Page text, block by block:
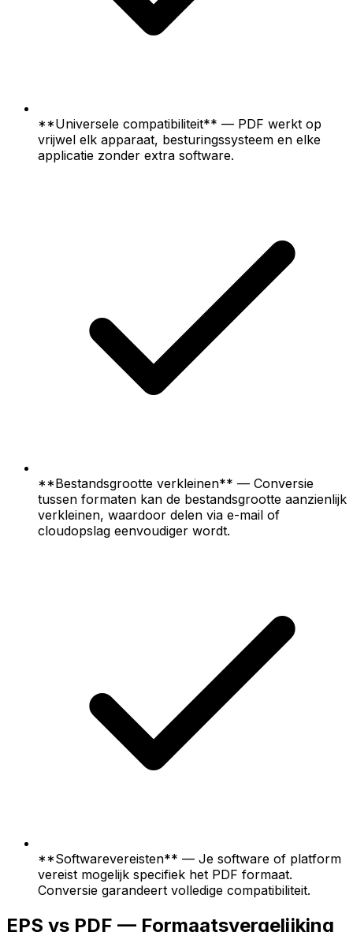
**Universele compatibiliteit** — PDF werkt op
vrijwel elk apparaat, besturingssysteem en elke
applicatie zonder extra software.
**Bestandsgrootte verkleinen** — Conversie
tussen formaten kan de bestandsgrootte aanzienlijk
verkleinen, waardoor delen via e-mail of
cloudopslag eenvoudiger wordt.
**Softwarevereisten** — Je software of platform
vereist mogelijk specifiek het PDF formaat.
Conversie garandeert volledige compatibiliteit.
EPS vs PDF — Formaatsvergelijking